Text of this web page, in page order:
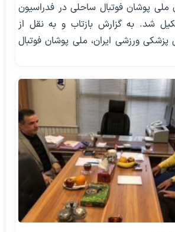
ملی پوشان فوتبال ساحلی در فدراسیون
شد. به گزارش بازتاب و به نقل از
پزشکی ورزشی ایران، ملی پوشان فوتبال